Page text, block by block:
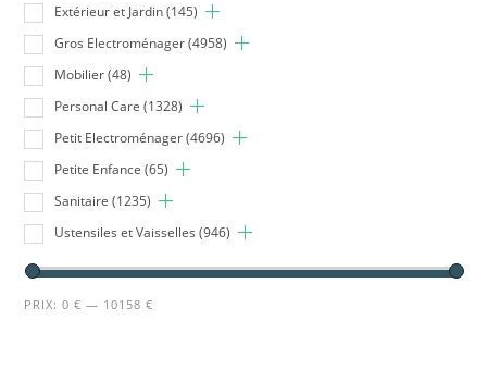
Extérieur et Jardin (145)
Gros Electroménager (4958)
Mobilier (48)
Personal Care (1328)
Petit Electroménager (4696)
Petite Enfance (65)
Sanitaire (1235)
Ustensiles et Vaisselles (946)
PRIX:0 € — 10158 €